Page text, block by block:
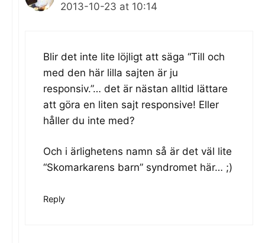
2013-10-23 at 10:14
Blir det inte lite löjligt att säga “Till och
med den här lilla sajten är ju
responsiv.”… det är nästan alltid lättare
att göra en liten sajt responsive! Eller
håller du inte med?
Och i ärlighetens namn så är det väl lite
“Skomarkarens barn” syndromet här… ;)
Reply